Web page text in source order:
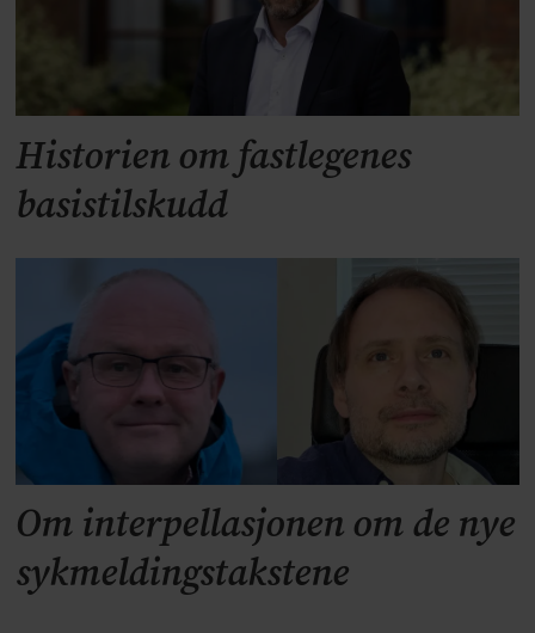
Historien om fastlegenes
basistilskudd
Om interpellasjonen om de nye
sykmeldingstakstene